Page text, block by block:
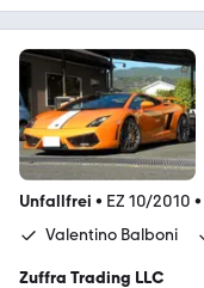
Unfallfrei • EZ 10/2010 •
Valentino Balboni
Zuffra Trading LLC